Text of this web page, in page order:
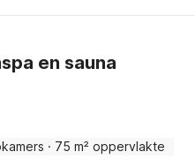
en sauna
· 75 m² oppervlakte